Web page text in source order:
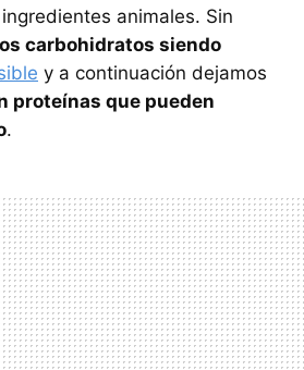
animales. Sin
carbohidratos siendo
y a continuación dejamos
proteínas que pueden
.